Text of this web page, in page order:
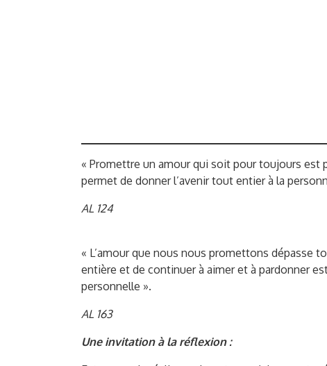
« Promettre un amour qui soit pour toujours est
permet de donner l’avenir tout entier à la
AL 124
« L’amour que nous nous promettons dépasse
entière et de continuer à aimer et à pardonner
personnelle ».
AL 163
Une invitation à la réflexion :